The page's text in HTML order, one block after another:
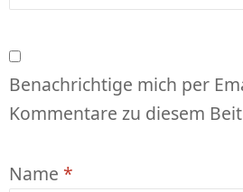
Benachrichtige mich per
Kommentare zu diesem
Name *